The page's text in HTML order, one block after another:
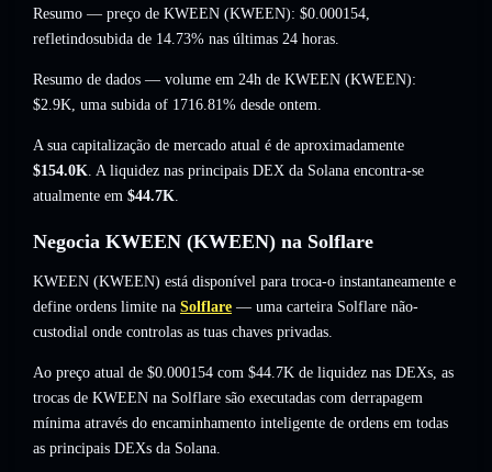
Resumo — preço de KWEEN (KWEEN): $0.000154,
refletindosubida de 14.73% nas últimas 24 horas.
Resumo de dados — volume em 24h de KWEEN (KWEEN):
$2.9K, uma subida of 1716.81% desde ontem.
A sua capitalização de mercado atual é de aproximadamente
$154.0K. A liquidez nas principais DEX da Solana encontra-se
atualmente em $44.7K.
Negocia KWEEN (KWEEN) na Solflare
KWEEN (KWEEN) está disponível para troca-o instantaneamente e
define ordens limite na Solflare — uma carteira Solflare não-
custodial onde controlas as tuas chaves privadas.
Ao preço atual de $0.000154 com $44.7K de liquidez nas DEXs, as
trocas de KWEEN na Solflare são executadas com derrapagem
mínima através do encaminhamento inteligente de ordens em todas
as principais DEXs da Solana.